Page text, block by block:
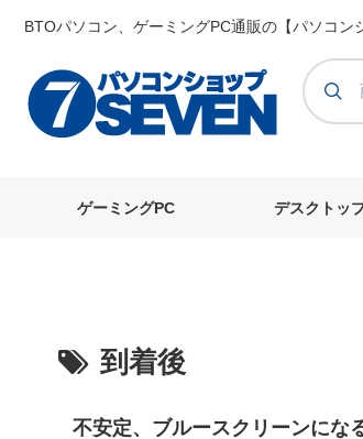
BTOパソコン、ゲーミングPC通販の【パソコン
ゲーミングPC デスクトッ
到着後
不安定、ブルースクリーンにな